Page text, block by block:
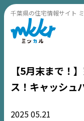
千葉県の住宅情報サイト
【5月末まで！
ス！キャッシュ
202505.21